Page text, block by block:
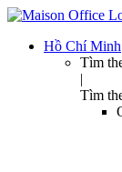
Hồ Chí Minh
Tìm
|
Tìm